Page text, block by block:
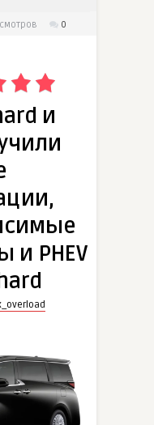
0
и
и PHEV